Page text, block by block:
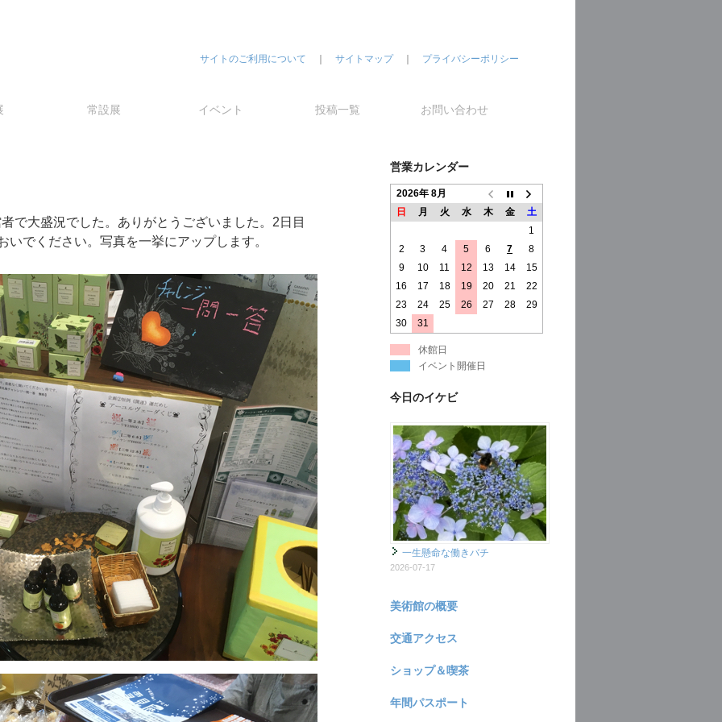
サイトのご利用について サイトマップ｜ プライバシーポリシー
常設展 イベント 投稿一覧 お問い合わせ
で大盛況でした。ありがとうございました。2日目
でください。写真を一挙にアップします。
営業カレンダー
2026年 8月
日
月 火 水 木 金
土
1
2
3 4 5 6 7
8
9
10 11 12 13 14
15
16
17 18 19 20 21
22
23
24 25 26 27 28
29
30
31
休館日
イベント開催日
今日のイケビ
一生懸命な働きバチ
2026-07-17
美術館の概要
交通アクセス
ショップ＆喫茶
年間パスポート